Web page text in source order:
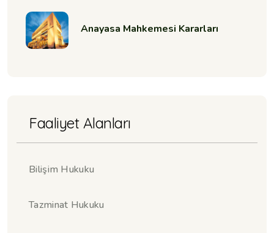
Anayasa Mahkemesi Kararları
Faaliyet Alanları
Bilişim Hukuku
Tazminat Hukuku